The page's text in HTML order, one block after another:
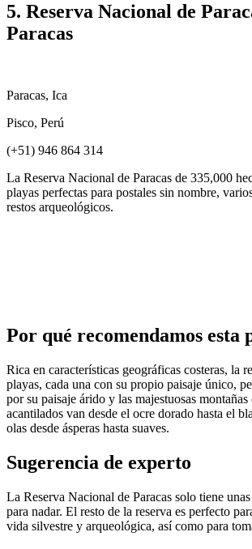
5. Reserva Nacional de
Paracas
Paracas, Ica
Pisco, Perú
(+51) 946 864 314
La Reserva Nacional de Paracas de 335,000
playas perfectas para postales sin nombre,
restos arqueológicos.
Por qué recomendamos esta
Rica en características geográficas costeras, la
playas, cada una con su propio paisaje único,
por su paisaje árido y las majestuosas
acantilados van desde el ocre dorado hasta el
olas desde ásperas hasta suaves.
Sugerencia de experto
La Reserva Nacional de Paracas solo tiene
para nadar. El resto de la reserva es perfecto
vida silvestre y arqueológica, así como para